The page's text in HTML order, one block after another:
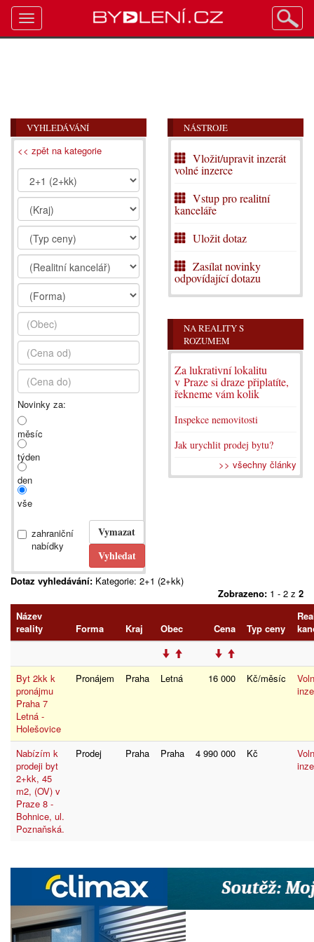
VYHLEDÁVÁNÍ
<< zpět na kategorie
Novinky za:
měsíc
týden
den
vše
zahraniční
nabídky
NÁSTROJE
Vložit/upravit inzerát
volné inzerce
Vstup pro realitní
kanceláře
Uložit dotaz
Zasílat novinky
odpovídající dotazu
NA REALITY S
ROZUMEM
Za lukrativní lokalitu
v Praze si draze připlatíte,
řekneme vám kolik
Inspekce nemovitosti
Jak urychlit prodej bytu?
>> všechny články
Dotaz vyhledávání: Kategorie: 2+1 (2+kk)
Zobrazeno: 1 - 2 z 2
Název
reality
Forma Kraj Obec Cena Typ ceny
Byt 2kk k
pronájmu
Praha 7
Letná -
Holešovice
Pronájem Praha Letná 16 000 Kč/měsíc
Nabízím k
prodeji byt
2+kk, 45
m2, (OV) v
Praze 8 -
Bohnice, ul.
Poznaňská.
Prodej Praha Praha 4 990 000 Kč
Toggle
navigation